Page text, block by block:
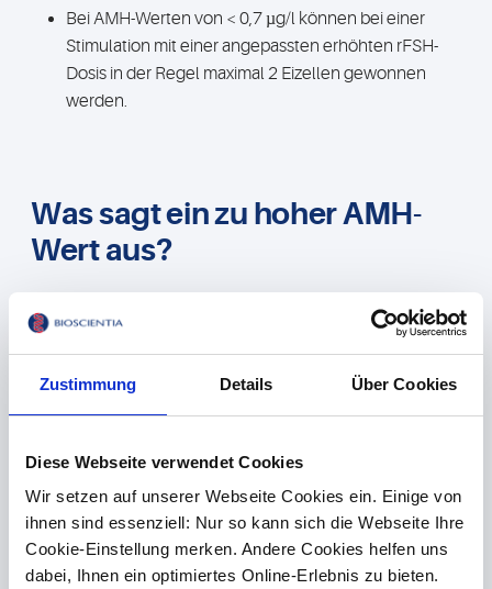
Zustimmung Details Über Cookies
Diese Webseite verwendet Cookies
Wir setzen auf unserer Webseite Cookies ein. Einige von
ihnen sind essenziell: Nur so kann sich die Webseite Ihre
Cookie-Einstellung merken. Andere Cookies helfen uns
dabei, Ihnen ein optimiertes Online-Erlebnis zu bieten.
Bei AMH-Werten von < 0,7 µg/l können bei einer
Stimulation mit einer angepassten erhöhten rFSH-
Dosis in der Regel maximal 2 Eizellen gewonnen
werden.
Was sagt ein zu hoher AMH-
Wert aus?
Ein hoher Anti-Müller-Hormonspiegel bedeutet, dass
diese Frau mehr Eizellen hat, als für ihr Alter erwartet wird.
Während ein hoher AMH-Wert bei Kinderwunsch (zum
Beispiel für eine Eizellentnahme) positiv erscheint, kann
das Ergebnis auch einen negativen Hintergrund haben
hinweisen.
Auch die AMH-Konzentration in anovulatorischen Zyklen
(Menstruationszyklen ohne Eisprung) ist stark erhöht.
AMH unterdrückt in den Ovarien das Follikelwachstum.